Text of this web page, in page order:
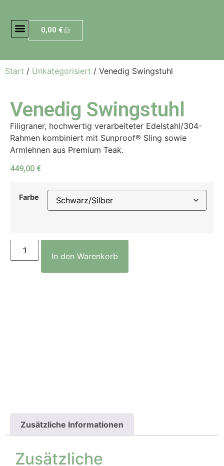
0,00€
Start / Unkategorisiert / Venedig Swingstuhl
Venedig Swingstuhl
Filigraner, hochwertig verarbeiteter Edelstahl/304-
Rahmen kombiniert mit Sunproof® Sling sowie
Armlehnen aus Premium Teak.
449,00 €
Farbe
In den Warenkorb
Zusätzliche Informationen
Zusätzliche